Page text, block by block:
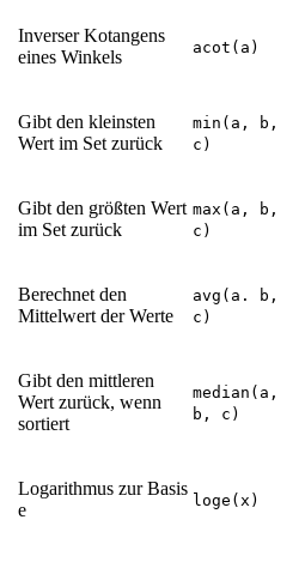
Inverser Kotangens
eines Winkels
acot(a)
Gibt den kleinsten
Wert im Set zurück
min(a, b,
c)
Gibt den größten Wert
im Set zurück
max(a, b,
c)
Berechnet den
Mittelwert der Werte
avg(a. b,
c)
Gibt den mittleren
Wert zurück, wenn
sortiert
median(a,
b, c)
Logarithmus zur Basis
e
loge(x)